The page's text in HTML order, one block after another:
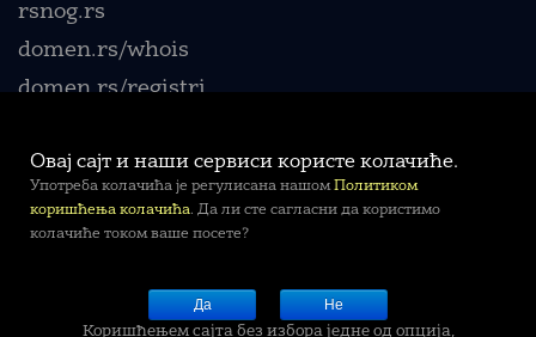
rsnog.rs
domen.rs/whois
domen.rs/registri
Политика приватности Услови коришћења
Овај сајт и наши сервиси користе колачиће.
Употреба колачића је регулисана нашомПолитиком
коришћења колачића. Да ли сте сагласни да користимо
колачиће током ваше посете?
Да Не
Коришћењем сајта без избора једне од опција,